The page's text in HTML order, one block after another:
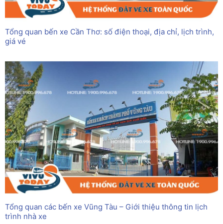
Tổng quan bến xe Cần Thơ: số điện thoại, địa chỉ, lịch trình,
giá vé
Tổng quan các bến xe Vũng Tàu – Giới thiệu thông tin lịch
trình nhà xe